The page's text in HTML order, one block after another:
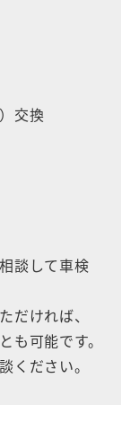
交換
談して車検
だければ、
も可能です。
ください。